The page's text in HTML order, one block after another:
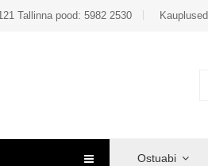
Tallinna pood: 5982 2530 Kauplused
Ostuabi